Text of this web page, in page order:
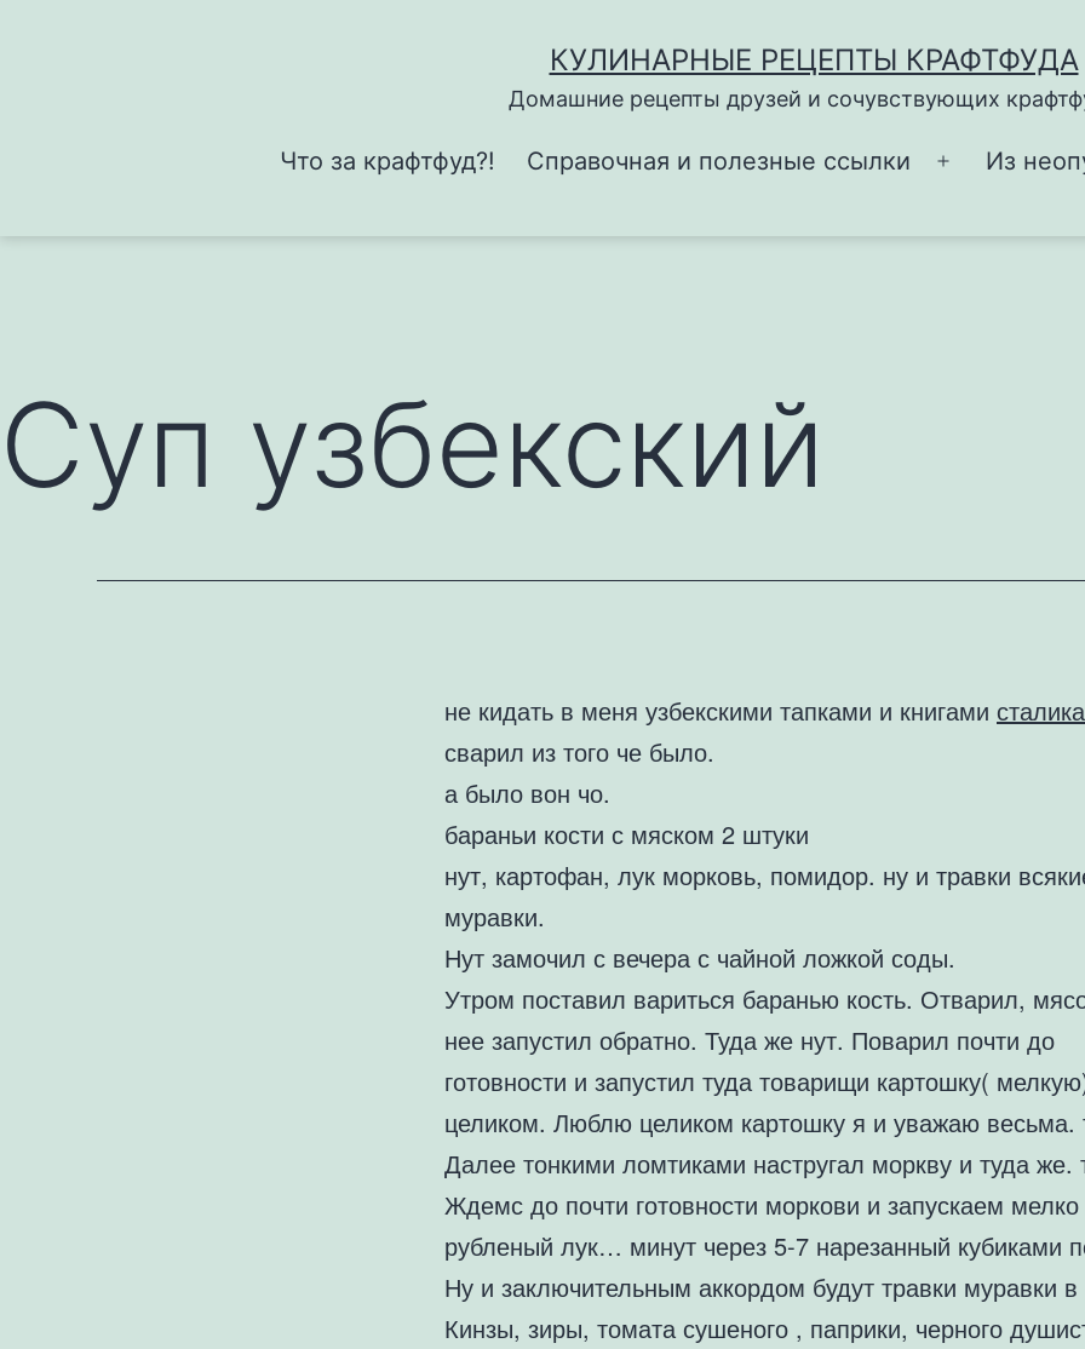
КУЛИНАРНЫЕ РЕЦЕПТЫ КРАФТФУДА
Домашние рецепты друзей и сочувствующих
Что за крафтфуд?! Справочная и полезные ссылки
Открыть
Из
Суп узбекский
не кидать в меня узбекскими тапками и книгами сталика
сварил из того че было.
а было вон чо.
бараньи кости с мяском 2 штуки
нут, картофан, лук морковь, помидор. ну и травки
муравки.
Нут замочил с вечера с чайной ложкой соды.
Утром поставил вариться баранью кость. Отварил,
нее запустил обратно. Туда же нут. Поварил почти до
готовности и запустил туда товарищи картошку(
целиком. Люблю целиком картошку я и уважаю весьма.
Далее тонкими ломтиками настругал моркву и туда же.
Ждемс до почти готовности моркови и запускаем
рубленый лук… минут через 5-7 нарезанный кубиками
Ну и заключительным аккордом будут травки муравки
Кинзы, зиры, томата сушеного , паприки, черного